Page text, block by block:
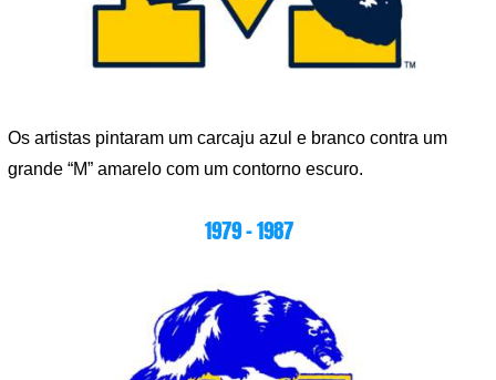
Os artistas pintaram um carcaju azul e branco contra um
grande “M” amarelo com um contorno escuro.
1979 – 1987